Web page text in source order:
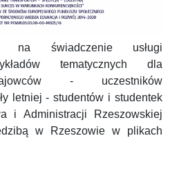
na świadczenie usługi
tematycznych dla
- uczestników
letniej - studentów i studentek
i Administracji Rzeszowskiej
w Rzeszowie w plikach